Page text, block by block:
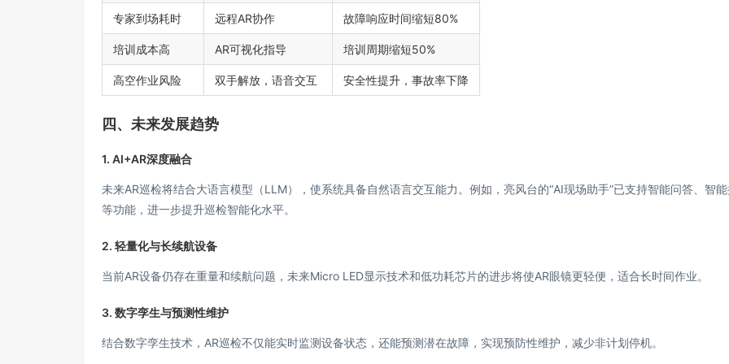
专家到场耗时 远程AR协作 故障响应时间缩短80%
培训成本高 AR可视化指导 培训周期缩短50%
高空作业风险 双手解放，语音交互 安全性提升，事故率下降
四、未来发展趋势
1. AI+AR深度融合
未来AR巡检将结合大语言模型（LLM），使系统具备自然语言交互能力。例如，亮风台的“AI现场助手”已支持智能问答、智
等功能，进一步提升巡检智能化水平。
2. 轻量化与长续航设备
当前AR设备仍存在重量和续航问题，未来Micro LED显示技术和低功耗芯片的进步将使AR眼镜更轻便，适合长时间作业。
3. 数字孪生与预测性维护
结合数字孪生技术，AR巡检不仅能实时监测设备状态，还能预测潜在故障，实现预防性维护，减少非计划停机。